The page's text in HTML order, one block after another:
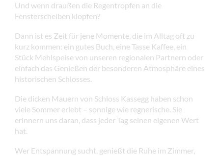
Und wenn draußen die Regentropfen an die
Fensterscheiben klopfen?
Dann ist es Zeit für jene Momente, die im Alltag oft zu
kurz kommen: ein gutes Buch, eine Tasse Kaffee, ein
Stück Mehlspeise von unseren regionalen Partnern oder
einfach das Genießen der besonderen Atmosphäre eines
historischen Schlosses.
Die dicken Mauern von Schloss Kassegg haben schon
viele Sommer erlebt – sonnige wie regnerische. Sie
erinnern uns daran, dass jeder Tag seinen eigenen Wert
hat.
Wer Entspannung sucht, genießt die Ruhe im Zimmer,